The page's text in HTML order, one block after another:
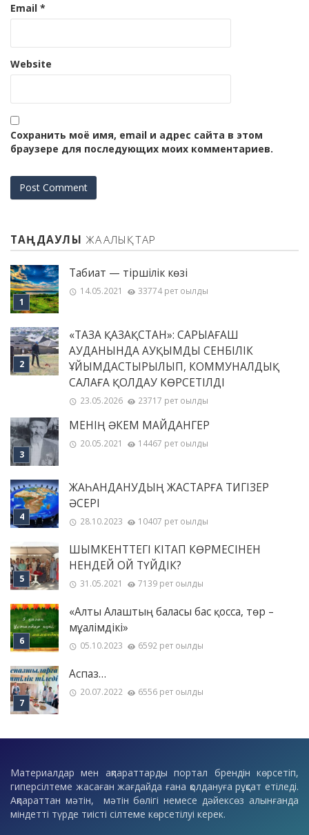
Email *
Website
Сохранить моё имя, email и адрес сайта в этом
браузере для последующих моих комментариев.
ТАҢДАУЛЫ ЖАҢАЛЫҚТАР
Табиғат — тіршілік көзі
14.05.2021 33774 рет оқылды
«ТАЗА ҚАЗАҚСТАН»: САРЫАҒАШ
АУДАНЫНДА АУҚЫМДЫ СЕНБІЛІК
ҰЙЫМДАСТЫРЫЛЫП, КОММУНАЛДЫҚ
САЛАҒА ҚОЛДАУ КӨРСЕТІЛДІ
23.05.2026 23717 рет оқылды
МЕНІҢ ƏКЕМ МАЙДАНГЕР
20.05.2021 14467 рет оқылды
ЖАҺАНДАНУДЫҢ ЖАСТАРҒА ТИГІЗЕР
ӘСЕРІ
28.10.2023 10407 рет оқылды
ШЫМКЕНТТЕГІ КІТАП КӨРМЕСІНЕН
НЕНДЕЙ ОЙ ТҮЙДІК?
31.05.2021 7139 рет оқылды
«Алты Алаштың баласы бас қосса, төр –
мұғалімдікі»
05.10.2023 6592 рет оқылды
Аспаз…
20.07.2022 6556 рет оқылды
Материалдар мен ақпараттарды портал брендін көрсетіп,
гиперсілтеме жасаған жағдайда ғана қолдануға рұқсат етіледі.
Ақпараттан мәтін, мәтін бөлігі немесе дәйексөз алынғанда
міндетті түрде тиісті сілтеме көрсетілуі керек.